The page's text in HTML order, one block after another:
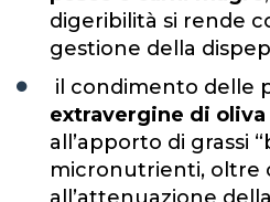
digeribilità si rende
gestione della
il condimento delle
extravergine di oliva
all’apporto di grassi
micronutrienti, oltre